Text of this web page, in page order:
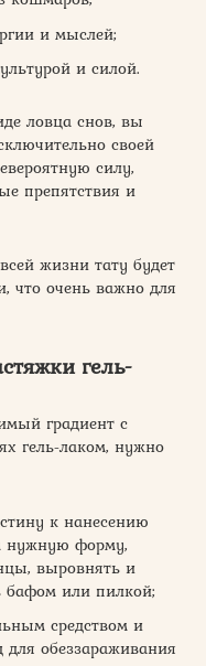
и мыслей;
и силой.
ловца снов, вы
своей
силу,
препятствия и
жизни тату будет
что очень важно для
гель-
градиент с
гель-лаком, нужно
к нанесению
нужную форму,
выровнять и
бафом или пилкой;
средством и
обеззараживания